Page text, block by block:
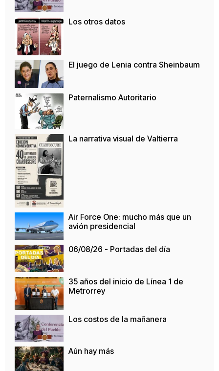
Los otros datos
El juego de Lenia contra Sheinbaum
Paternalismo Autoritario
La narrativa visual de Valtierra
Air Force One: mucho más que un
avión presidencial
06/08/26 - Portadas del día
35 años del inicio de Línea 1 de
Metrorrey
Los costos de la mañanera
Aún hay más